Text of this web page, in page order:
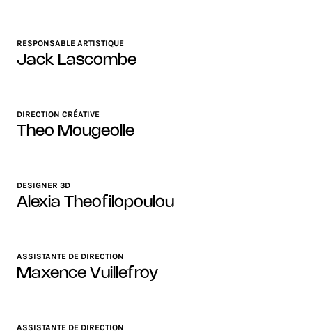
RESPONSABLE ARTISTIQUE
Jack Lascombe
DIRECTION CRÉATIVE
Theo Mougeolle
DESIGNER 3D
Alexia Theofilopoulou
ASSISTANTE DE DIRECTION
Maxence Vuillefroy
ASSISTANTE DE DIRECTION